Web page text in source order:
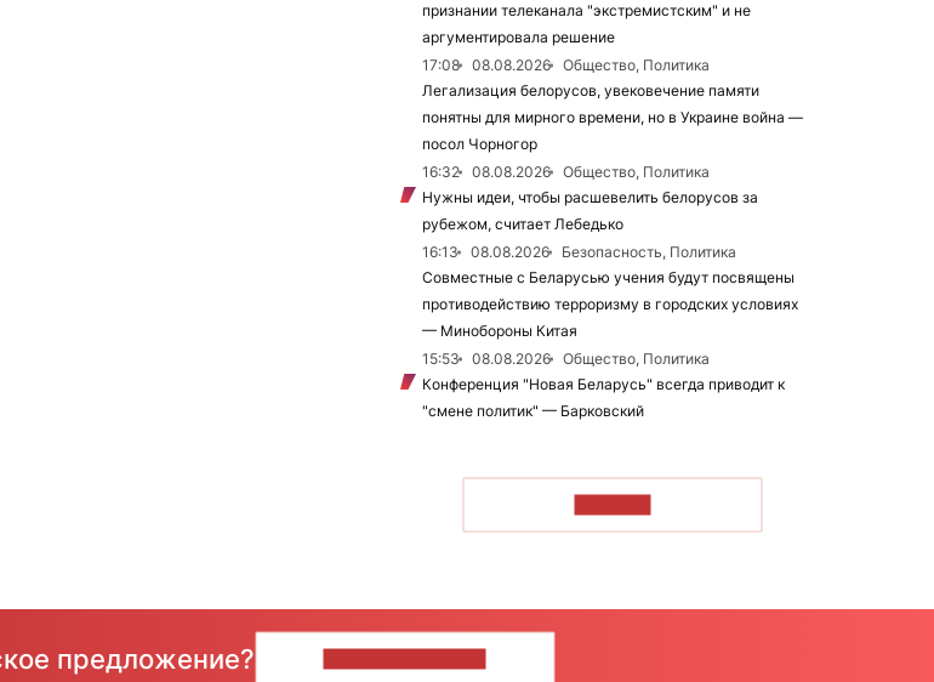
признании телеканала "экстремистским" и не
аргументировала решение
17:08
08.08.2026
Общество, Политика
Легализация белорусов, увековечение памяти
понятны для мирного времени, но в Украине война —
посол Чорногор
16:32
08.08.2026
Общество, Политика
Нужны идеи, чтобы расшевелить белорусов за
рубежом, считает Лебедько
16:13
08.08.2026
Безопасность, Политика
Совместные с Беларусью учения будут посвящены
противодействию терроризму в городских условиях
— Минобороны Китая
15:53
08.08.2026
Общество, Политика
Конференция "Новая Беларусь" всегда приводит к
"смене политик" — Барковский
предложение?